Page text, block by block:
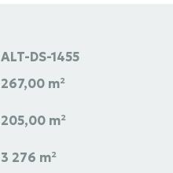
ALT-DS-1455
267,00 m²
205,00 m²
3 276 m²